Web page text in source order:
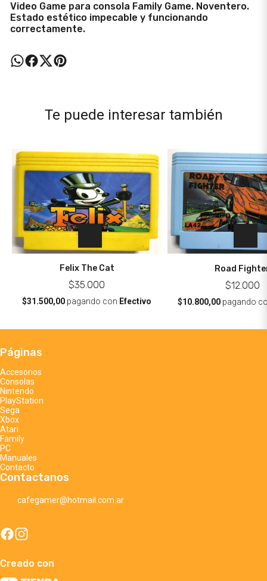
Video Game para consola Family Game. Noventero.
Estado estético impecable y funcionando
correctamente.
Te puede interesar también
Felix The Cat
$35.000
$31.500,00 pagando con Efectivo
Road
$12.000
$10.800,00 pagando
Páginas
Accesorios
Consolas
Nintendo
PlayStation
Sega
Xbox
Atari
Family
PC
Manuales
Contacto
Contactanos
cafegamer@hotmail.com.ar
Creado con